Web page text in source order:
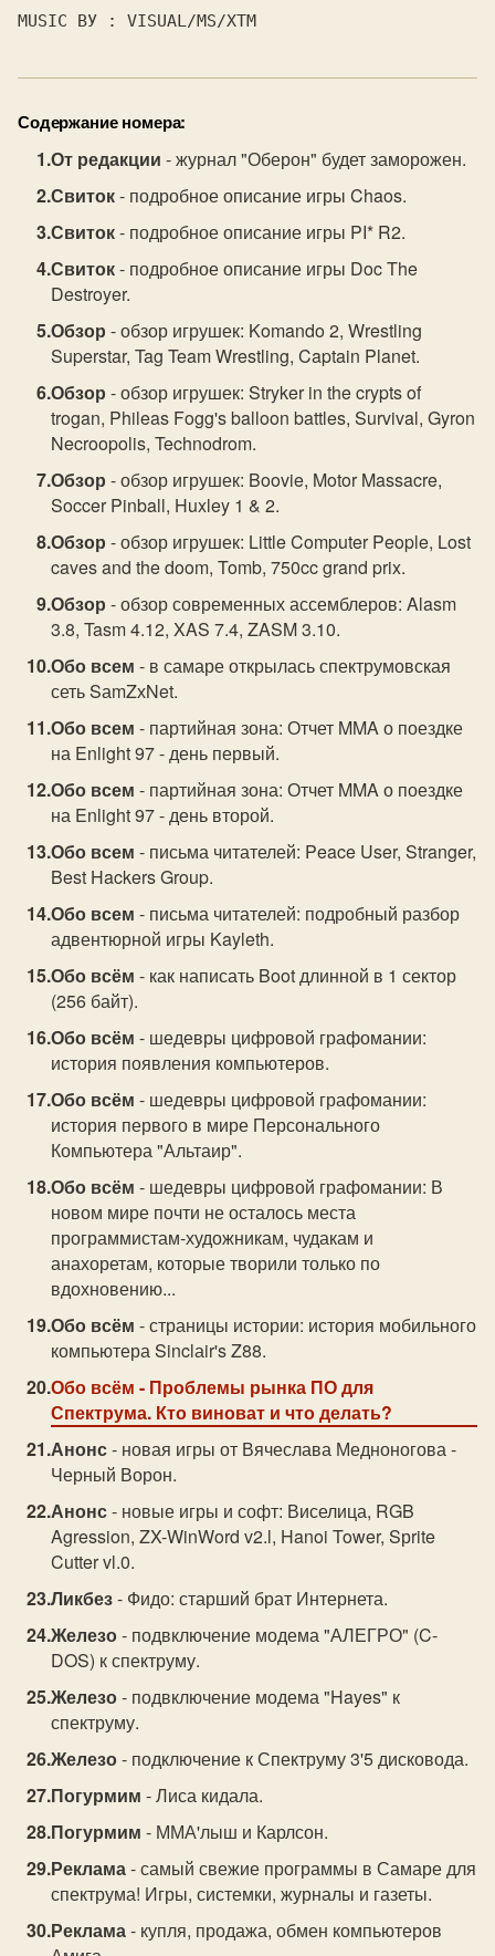
MUSIC ВУ : VISUAL/MS/XTM
Содержание номера:
От редакции - журнал "Оберон" будет заморожен.
Свиток- подробное описание игры Chaos.
Свиток- подробное описание игры PI* R2.
Свиток- подробное описание игры Doc The
Destroyer.
Обзор - обзор игрушек: Komando 2, Wrestling
Superstar, Tag Team Wrestling, Captain Planet.
Обзор - обзор игрушек: Stryker in the crypts of
trogan, Phileas Fogg's balloon battles, Survival, Gyron
Necroopolis, Technodrom.
Обзор - обзор игрушек: Boovie, Motor Massacre,
Soccer Pinball, Huxley 1 & 2.
Обзор - обзор игрушек: Little Computer People, Lost
caves and the doom, Tomb, 750cc grand prix.
Обзор - обзор современных ассемблеров: Alasm
3.8, Tasm 4.12, XAS 7.4, ZASM 3.10.
Обо всем - в самаре открылась спектрумовская
сеть SаmZхNet.
Обо всем - партийная зона: Отчет MMA о поездке
на Enlight 97 - день первый.
Обо всем - партийная зона: Отчет MMA о поездке
на Enlight 97 - день второй.
Обо всем - письма читателей: Peace User, Stranger,
Best Hackers Group.
Обо всем - письма читателей: подробный разбор
адвентюрной игры Kayleth.
Обо всём - как написать Boot длинной в 1 сектор
(256 байт).
Обо всём - шедевры цифровой графомании:
история появления компьютеров.
Обо всём - шедевры цифровой графомании:
история первого в мире Персонального
Компьютера "Альтаир".
Обо всём - шедевры цифровой графомании: В
новом мире почти не осталось места
программистам-художникам, чудакам и
анахоретам, которые творили только по
вдохновению...
Обо всём - страницы истории: история мобильного
компьютера Sinclаir's Z88.
Обо всём - Проблемы рынка ПО для
Спектрума. Кто виноват и что делать?
Анонс- новая игры от Вячеслава Медноногова -
Черный Ворон.
Анонс- новые игры и софт: Виселица, RGB
Agression, ZX-WinWord v2.l, Hanoi Tower, Sрrite
Cutter vl.0.
Ликбез- Фидо: старший брат Интернета.
Железо- подвключение модема "АЛЕГРО" (C-
DOS) к спектруму.
Железо- подвключение модема "Hayes" к
спектруму.
Железо- подключение к Спектруму 3'5 дисковода.
Погурмим - Лиса кидала.
Погурмим - ММА'лыш и Карлсон.
Реклама- самый свежие программы в Самаре для
спектрума! Игры, системки, журналы и газеты.
Реклама- купля, продажа, обмен компьютеров